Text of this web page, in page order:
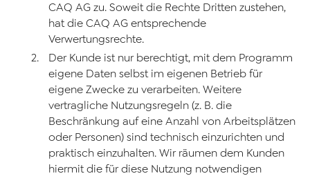
CAQ AG zu. Soweit die Rechte Dritten zustehen,
hat die CAQ AG entsprechende
Verwertungsrechte.
Der Kunde ist nur berechtigt, mit dem Programm
eigene Daten selbst im eigenen Betrieb für
eigene Zwecke zu verarbeiten. Weitere
vertragliche Nutzungsregeln (z. B. die
Beschränkung auf eine Anzahl von Arbeitsplätzen
oder Personen) sind technisch einzurichten und
praktisch einzuhalten. Wir räumen dem Kunden
hiermit die für diese Nutzung notwendigen